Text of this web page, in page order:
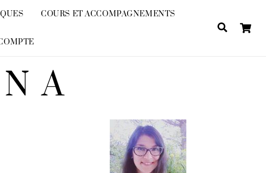
Search
COURS ET ACCOMPAGNEMENTS